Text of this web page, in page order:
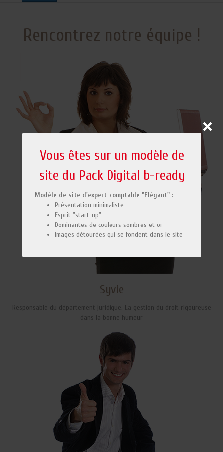
Rencontrez notre équipe !
Syvie
Responsable du département juridique. La gestion du droit rigoureuse
dans la bonne humeur
Vous êtes sur un modèle de
site du Pack Digital b-ready
Modèle de site d'expert-comptable "Elégant" :
Présentation minimaliste
Esprit "start-up"
Dominantes de couleurs sombres et or
Images détourées qui se fondent dans le site